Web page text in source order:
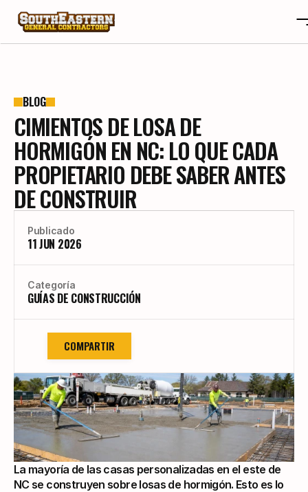
OTA
PROYECTOS
PROYECTOS
RESEÑAS
RESEÑAS
BLOGS
BLOGS
CAREERS
CONTACTO
CONSTRUYE TU HOGAR A TU GUSTO
BLOG
CIMIENTOS DE LOSA DE
HORMIGÓN EN NC: LO QUE CADA
PROPIETARIO DEBE SABER ANTES
DE CONSTRUIR
Publicado
11 JUN 2026
Categoría
GUÍAS DE CONSTRUCCIÓN
COMPARTIR
La mayoría de las casas personalizadas en el este de
NC se construyen sobre losas de hormigón. Esto es lo